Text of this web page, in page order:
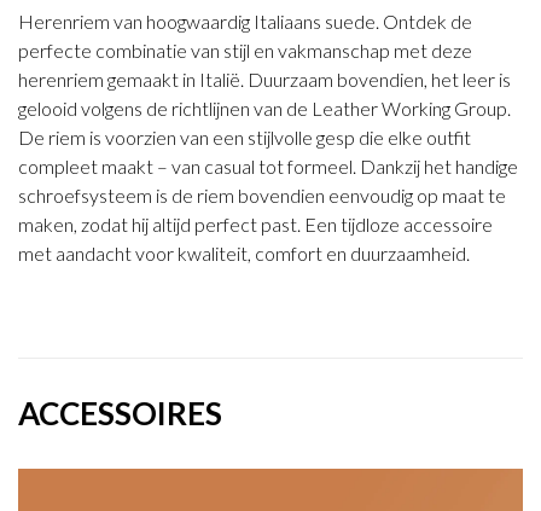
Herenriem van hoogwaardig Italiaans suede. Ontdek de
perfecte combinatie van stijl en vakmanschap met deze
herenriem gemaakt in Italië. Duurzaam bovendien, het leer is
gelooid volgens de richtlijnen van de Leather Working Group.
De riem is voorzien van een stijlvolle gesp die elke outfit
compleet maakt – van casual tot formeel. Dankzij het handige
schroefsysteem is de riem bovendien eenvoudig op maat te
maken, zodat hij altijd perfect past. Een tijdloze accessoire
met aandacht voor kwaliteit, comfort en duurzaamheid.
ACCESSOIRES